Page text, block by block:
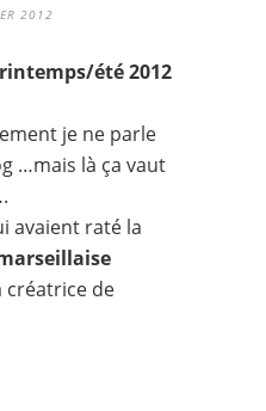
2012
été 2012
je ne parle
…mais là ça vaut
avaient raté la
créatrice de